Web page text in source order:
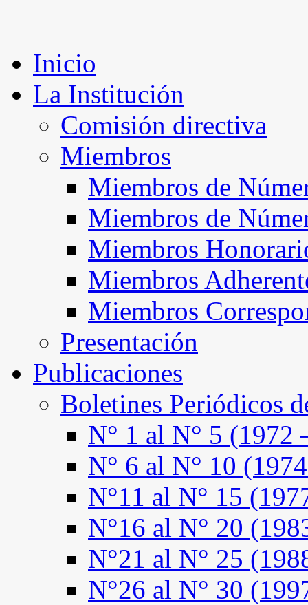
Inicio
La Institución
Comisión directiva
Miembros
Miembros de
Miembros de
Miembros
Miembros
Miembros
Presentación
Publicaciones
Boletines Periódicos
N° 1 al N° 5 (1972
N° 6 al N° 10
N°11 al N° 15
N°16 al N° 20
N°21 al N° 25
N°26 al N° 30